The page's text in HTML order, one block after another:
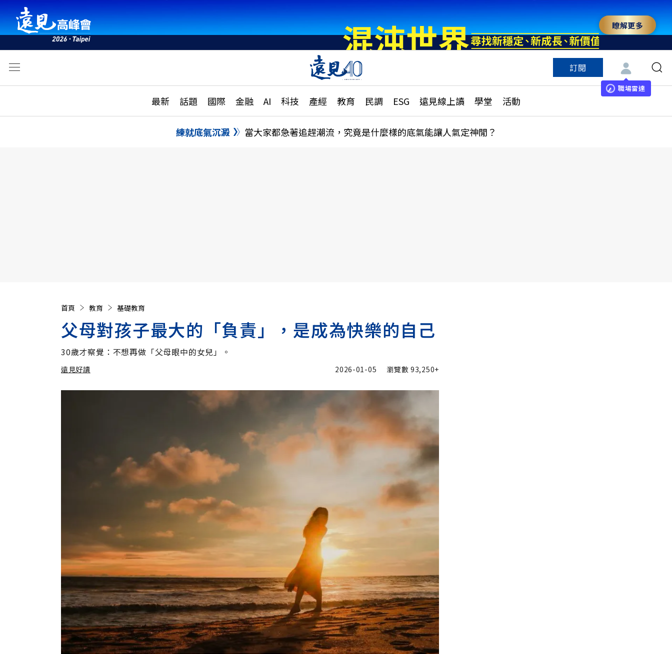
瞭解更多
訂閱
職場雷達
最新 話題 國際 金融 AI 科技 產經 教育 民調 ESG 遠見線上讀 學堂 活動
活動
話題
國際
特輯
大學升學、職涯攻略
縣市施政調查全解析
民調
更多訂閱方案
特色頻道
練就底氣沉澱 當大家都急著追趕潮流，究竟是什麼樣的底氣能讓人氣定神閒？
首頁 教育 基礎教育
父母對孩子最大的「負責」，是成為快樂的自己
30歲才察覺：不想再做「父母眼中的女兒」。
遠見好讀 2026-01-05 瀏覽數93,250+